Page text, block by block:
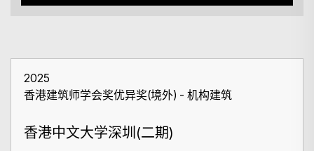
2025
香港建筑师学会奖优异奖(境外) - 机构建筑
香港中文大学深圳(二期)